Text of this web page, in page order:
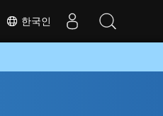
한국인